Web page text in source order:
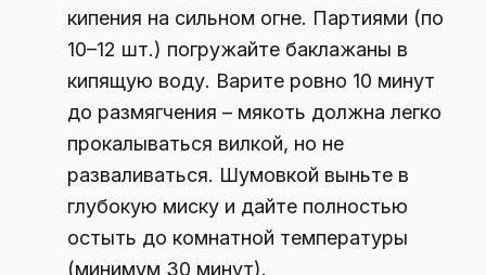
кипения на сильном огне. Партиями (по
10–12 шт.) погружайте баклажаны в
кипящую воду. Варите ровно 10 минут
до размягчения – мякоть должна легко
прокалываться вилкой, но не
разваливаться. Шумовкой выньте в
глубокую миску и дайте полностью
остыть до комнатной температуры
(минимум 30 минут).